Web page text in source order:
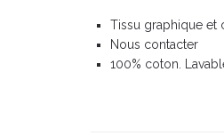
Tissu graphique et
Nous contacter
100% coton.